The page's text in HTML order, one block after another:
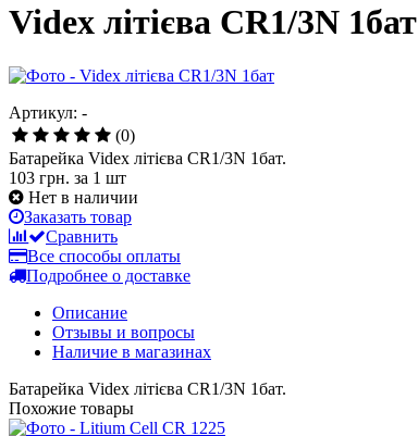
Videx літієва CR1/3N 1бат
Артикул: -
(0)
Батарейка Videx літієва CR1/3N 1бат.
103 грн. за 1 шт
Нет в наличии
Заказать товар
Сравнить
Все способы оплаты
Подробнее о доставке
Описание
Отзывы и вопросы
Наличие в магазинах
Батарейка Videx літієва CR1/3N 1бат.
Похожие товары